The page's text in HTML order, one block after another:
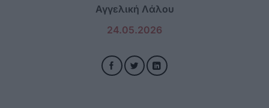
Αγγελική Λάλου
24.05.2026